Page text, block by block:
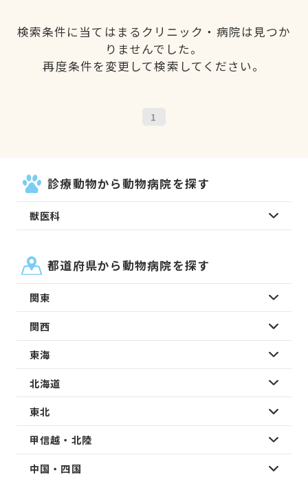
検索条件に当てはまるクリニック・病院は見つか
りませんでした。
再度条件を変更して検索してください。
1
診療動物から動物病院を探す
獣医科
都道府県から動物病院を探す
関東
関西
東海
北海道
東北
甲信越・北陸
中国・四国